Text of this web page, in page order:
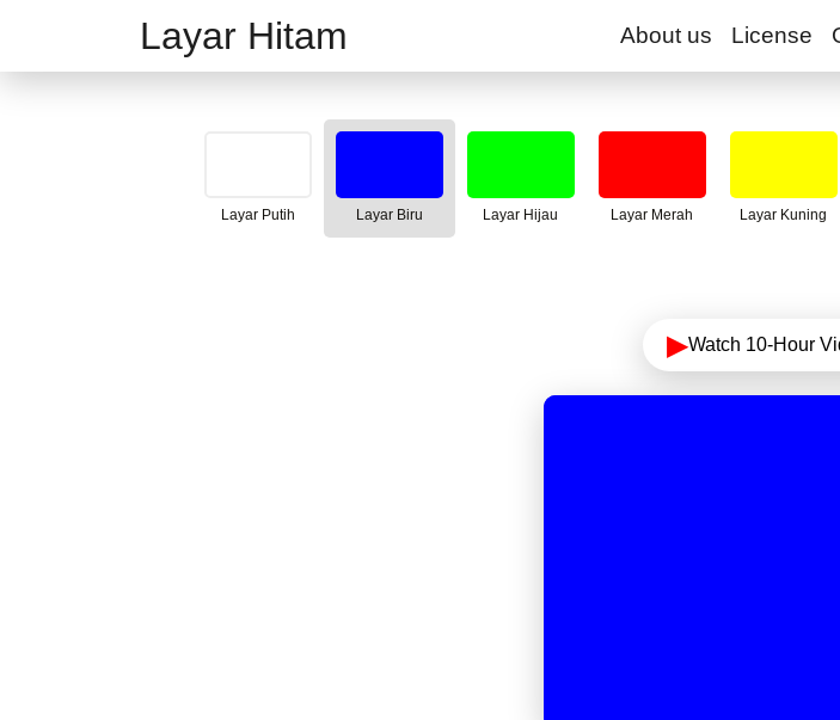
Layar Hitam About us License
Layar Putih Layar Biru Layar Hijau Layar Merah Layar Kuning
▶Watch 10-Hour